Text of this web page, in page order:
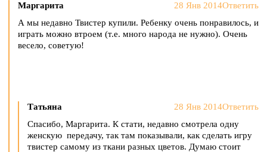
Маргарита 28 Янв 2014Ответить
А мы недавно Твистер купили. Ребенку очень понравилось, и
играть можно втроем (т.е. много народа не нужно). Очень
весело, советую!
Татьяна 28 Янв 2014Ответить
Спасибо, Маргарита. К стати, недавно смотрела одну
женскую передачу, так там показывали, как сделать игру
твистер самому из ткани разных цветов. Думаю стоит